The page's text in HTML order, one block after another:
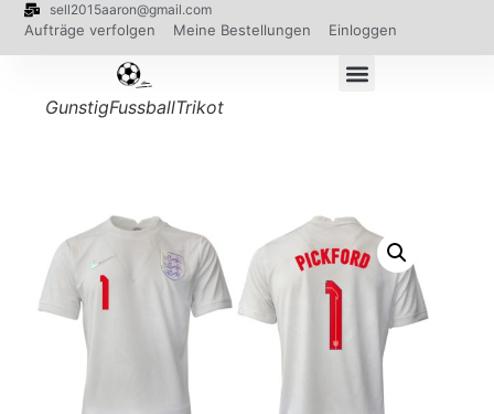
sell2015aaron@gmail.com
Aufträge verfolgen Meine Bestellungen Einloggen
GunstigFussballTrikot